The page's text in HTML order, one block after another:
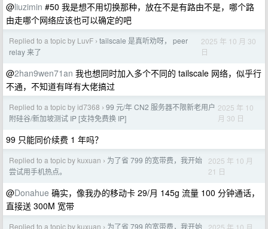
@liuzimin #50 我是想不用切换那种，放在不是有路由不是，哪个路
由走哪个网络应该也可以确定的吧
Replied to a topic by LuvF › tailscale 是真听劝呀， peer
relay 来了
2025 年 10 月 30
日
@2han9wen71an 我也想同时加入多个不同的 tailscale 网络，似乎行
不通，不知道有咩有大佬搞过
Replied to a topic by id7368 › 99 元/年 CN2 服务器不限新老用户
附硅谷/新加坡测试 IP [支持免费换 IP]
2025 年 10
月 30 日
99 只能同价续费 1 年吗？
Replied to a topic by kuxuan › 为了省 799 的宽带费，我开始
尝试用手机热点。
2025 年 10 月
21 日
@Donahue 确实，像我办的移动卡 29/月 145g 流量 100 分钟通话，
直接送 300M 宽带
Replied to a topic by kuxuan › 为了省 799 的宽带费，我开始 2025 年 10 月